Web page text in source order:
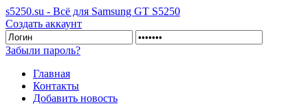
s5250.su - Всё для Samsung GT S5250
Создать аккаунт
Забыли пароль?
Главная
Контакты
Добавить новость